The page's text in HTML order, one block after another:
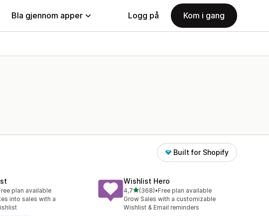
Bla gjennom apper Logg på Kom i gang
Built for Shopify
plan available
into sales with a
Wishlist Hero
4,7av 5 stjerner
(368)
Totalt 368 omtaler
•Free plan available
Grow Sales with a customizable
Wishlist & Email reminders